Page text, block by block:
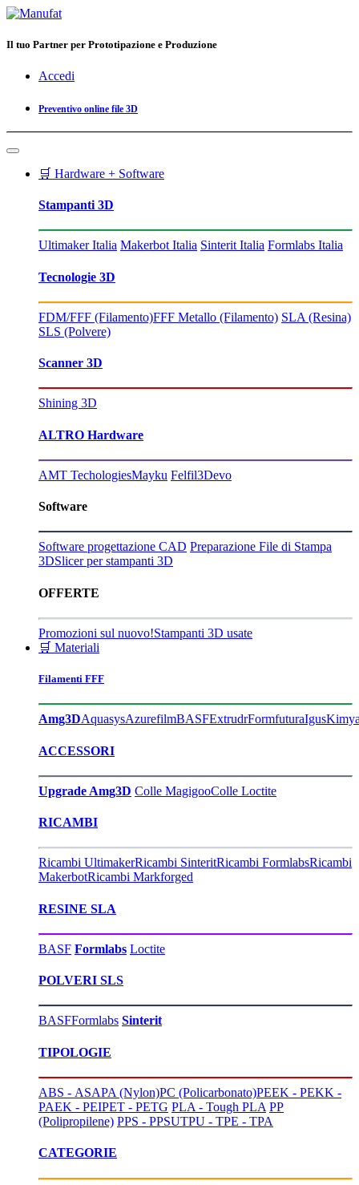
Il tuo Partner per Prototipazione e Produzione
Accedi
Preventivo online file 3D
🛒 Hardware + Software
Stampanti 3D
Ultimaker Italia Makerbot Italia Sinterit Italia Formlabs Italia
Tecnologie 3D
FDM/FFF (Filamento)FFF Metallo (Filamento) SLA (Resina)
SLS (Polvere)
Scanner 3D
Shining 3D
ALTRO Hardware
AMT TechologiesMayku Felfil3Devo
Software
Software progettazione CAD Preparazione File di Stampa
3DSlicer per stampanti 3D
OFFERTE
Promozioni sul nuovo!Stampanti 3D usate
🛒 Materiali
Filamenti FFF
Amg3DAquasysAzurefilmBASFExtrudrFormfuturaIgus
ACCESSORI
Upgrade Amg3D Colle MagigooColle Loctite
RICAMBI
Ricambi UltimakerRicambi SinteritRicambi FormlabsRicambi
MakerbotRicambi Markforged
RESINE SLA
BASF Formlabs Loctite
POLVERI SLS
BASFFormlabs Sinterit
TIPOLOGIE
ABS - ASAPA (Nylon)PC (Policarbonato)PEEK - PEKK -
PAEK - PEIPET - PETG PLA - Tough PLA PP
(Polipropilene) PPS - PPSUTPU - TPE - TPA
CATEGORIE